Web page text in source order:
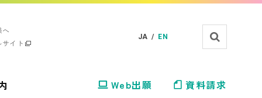
イト
JA / EN
Web出願 資料請求